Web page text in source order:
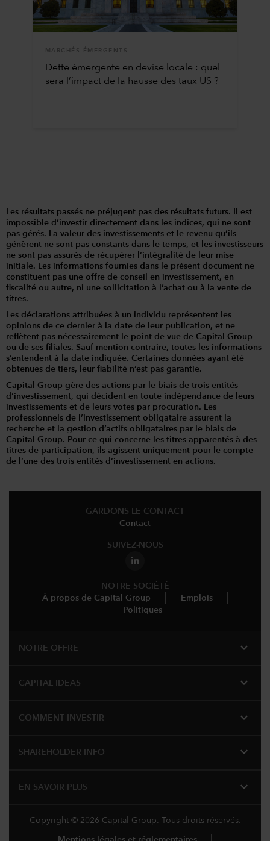
MARCHÉS ÉMERGENTS
Dette émergente en devise locale : quel
sera l’impact de la hausse des taux US ?
Les résultats passés ne préjugent pas des résultats futurs. Il est
impossible d’investir directement dans les indices, qui ne sont
pas gérés. La valeur des investissements et le revenu qu’ils
génèrent ne sont pas constants dans le temps, et les investisseurs
ne sont pas assurés de récupérer l’intégralité de leur mise
initiale. Les informations fournies dans le présent document ne
constituent pas une offre de conseil en investissement, en
fiscalité ou autre, ni une sollicitation à l’achat ou à la vente de
titres.
Les déclarations attribuées à un individu représentent les
opinions de ce dernier à la date de leur publication, et ne
reflètent pas nécessairement le point de vue de Capital Group
ou de ses filiales. Sauf mention contraire, toutes les informations
s’entendent à la date indiquée. Certaines données ayant été
obtenues de tiers, leur fiabilité n’est pas garantie.
Capital Group gère des actions par le biais de trois entités
d’investissement, qui décident en toute indépendance de leurs
investissements et de leurs votes par procuration. Les
professionnels de l’investissement obligataire assurent la
recherche et la gestion d’actifs obligataires par le biais de
Capital Group. Pour ce qui concerne les titres apparentés à des
titres de participation, ils agissent uniquement pour le compte
de l’une des trois entités d’investissement en actions.
GARDONS LE CONTACT
Contact
SUIVEZ-NOUS
NOTRE SOCIÉTÉ
À propos de Capital Group
Emplois
Politiques
NOTRE OFFRE expand_more
CAPITAL IDEAS expand_more
COMMENT INVESTIR expand_more
SHAREHOLDER INFO expand_more
EN SAVOIR PLUS expand_more
Copyright © 2026 Capital Group. Tous droits réservés.